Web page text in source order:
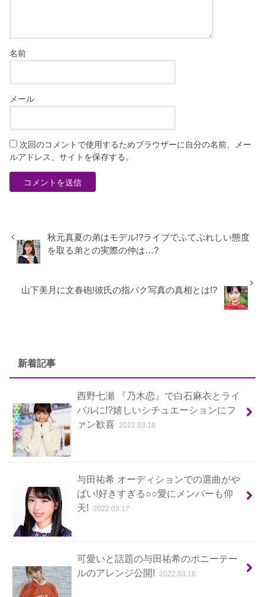
名前
メール
次回のコメントで使用するためブラウザーに自分の名前、メー
ルアドレス、サイトを保存する。
秋元真夏の弟はモデル!?ライブでふてぶれしい態度
を取る弟との実際の仲は…?
山下美月に文春砲!彼氏の指パク写真の真相とは!?
新着記事
西野七瀬 『乃木恋』で白石麻衣とライ
バルに!?嬉しいシチュエーションにフ
ァン歓喜
2022.03.18
与田祐希 オーディションでの選曲がや
ばい!好きすぎる○○愛にメンバーも仰
天!
2022.03.17
可愛いと話題の与田祐希のポニーテー
ルのアレンジ公開!
2022.03.16